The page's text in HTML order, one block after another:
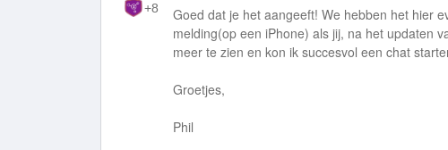
+8
Goed dat je het aangeeft! We hebben het hier
melding(op een iPhone) als jij, na het updaten
meer te zien en kon ik succesvol een chat
Groetjes,
Phil